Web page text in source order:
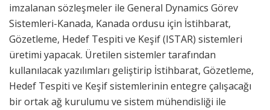
imzalanan sözleşmeler ile General Dynamics Görev
Sistemleri-Kanada, Kanada ordusu için İstihbarat,
Gözetleme, Hedef Tespiti ve Keşif (ISTAR) sistemleri
üretimi yapacak. Üretilen sistemler tarafından
kullanılacak yazılımları geliştirip İstihbarat, Gözetleme,
Hedef Tespiti ve Keşif sistemlerinin entegre çalışacağı
bir ortak ağ kurulumu ve sistem mühendisliği ile